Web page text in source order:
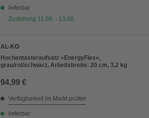
lieferbar
Zustellung 11.08. - 13.08.
AL-KO
Hochentasteraufsatz »EnergyFlex«,
grau/rot/schwarz, Arbeitsbreite: 20 cm, 3,2 kg
94,99 €
Verfügbarkeit im Markt prüfen
lieferbar